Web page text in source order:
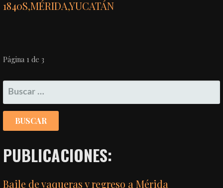
1840S,MÉRIDA,YUCATÁN
NAVEGACIÓN
POR
ENTRADA
Página 1 de 3
BUSCAR:
PUBLICACIONES:
Baile de vaqueras y regreso a Mérida